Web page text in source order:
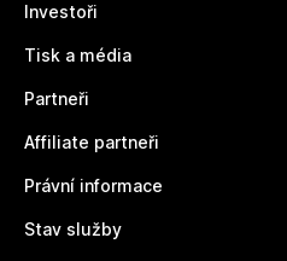
Investoři
Tisk a média
Partneři
Affiliate partneři
Právní informace
Stav služby